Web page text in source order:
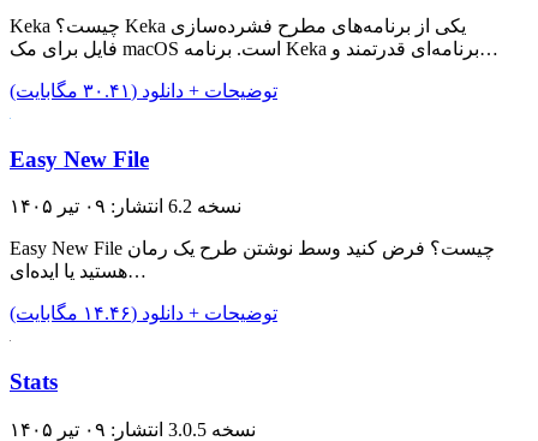
Keka چیست؟ Keka یکی از برنامه‌های مطرح فشرده‌سازی
فایل برای مک macOS است. برنامه Keka برنامه‌ای قدرتمند و…
توضیحات + دانلود (۳۰.۴۱ مگابایت)
Easy New File
نسخه 6.2 انتشار: ۰۹ تیر ۱۴۰۵
Easy New File چیست؟ فرض کنید وسط نوشتن طرح یک رمان
هستید یا ایده‌ای…
توضیحات + دانلود (۱۴.۴۶ مگابایت)
Stats
نسخه 3.0.5 انتشار: ۰۹ تیر ۱۴۰۵